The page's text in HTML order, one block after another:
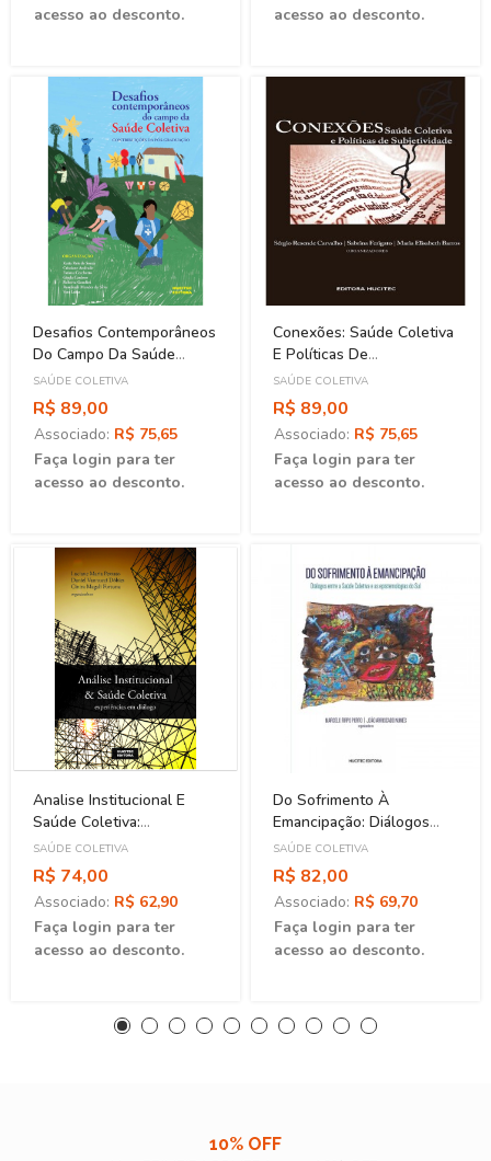
acesso ao desconto.
Desafios Contemporâneos
Do Campo Da Saúde
Coletiva: Contribuições Da
Pós-Graduação
SAÚDE COLETIVA
R$ 89,00
Associado: R$ 75,65
Faça login para ter
acesso ao desconto.
Analise Institucional E
Saúde Coletiva:
Experiências Em Dialogo
SAÚDE COLETIVA
R$ 74,00
Associado: R$ 62,90
Faça login para ter
acesso ao desconto.
acesso ao desconto.
Conexões: Saúde Coletiva
E Políticas De
Subjetividade
SAÚDE COLETIVA
R$ 89,00
Associado: R$ 75,65
Faça login para ter
acesso ao desconto.
Do Sofrimento À
Emancipação: Diálogos
Entre A Saúde Coletiva E
As Epistemologias Do Sul
SAÚDE COLETIVA
R$ 82,00
Associado: R$ 69,70
Faça login para ter
acesso ao desconto.
10% OFF